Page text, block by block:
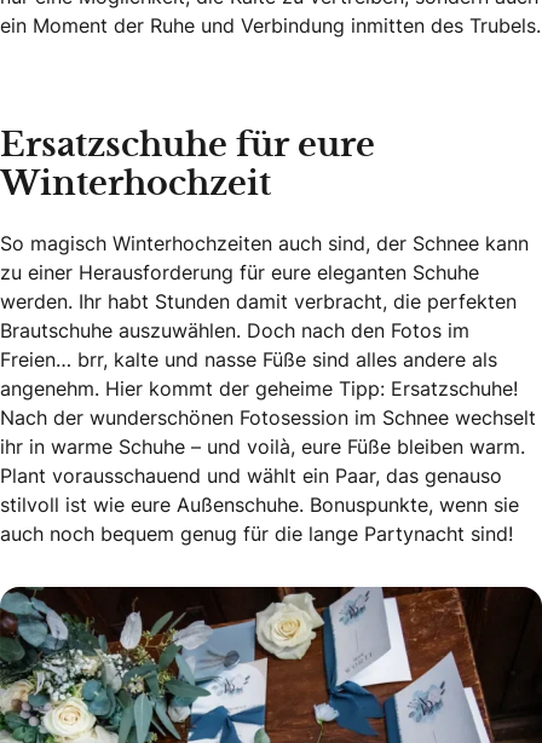
ein Moment der Ruhe und Verbindung inmitten des Trubels.
Ersatzschuhe für eure
Winterhochzeit
So magisch Winterhochzeiten auch sind, der Schnee kann
zu einer Herausforderung für eure eleganten Schuhe
werden. Ihr habt Stunden damit verbracht, die perfekten
Brautschuhe auszuwählen. Doch nach den Fotos im
Freien… brr, kalte und nasse Füße sind alles andere als
angenehm. Hier kommt der geheime Tipp: Ersatzschuhe!
Nach der wunderschönen Fotosession im Schnee wechselt
ihr in warme Schuhe – und voilà, eure Füße bleiben warm.
Plant vorausschauend und wählt ein Paar, das genauso
stilvoll ist wie eure Außenschuhe. Bonuspunkte, wenn sie
auch noch bequem genug für die lange Partynacht sind!